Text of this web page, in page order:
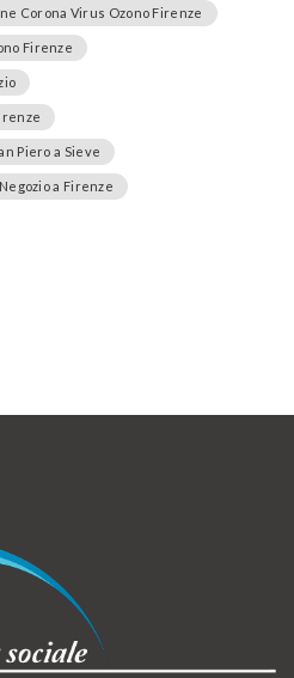
Corona Virus Ozono Firenze
Firenze
Piero a Sieve
a Firenze